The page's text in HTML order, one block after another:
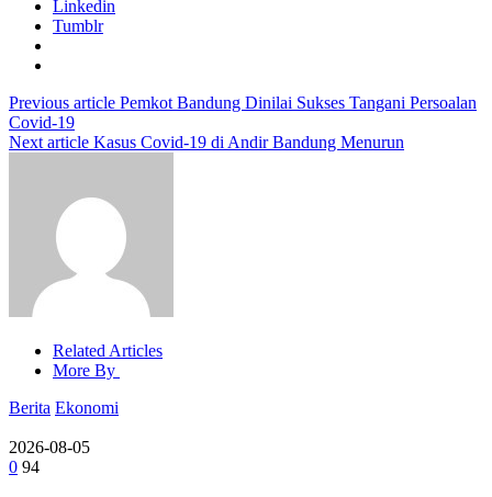
Linkedin
Tumblr
Previous article Pemkot Bandung Dinilai Sukses Tangani Persoalan
Covid-19
Next article Kasus Covid-19 di Andir Bandung Menurun
Related Articles
More By
Berita Ekonomi
2026-08-05
0 94